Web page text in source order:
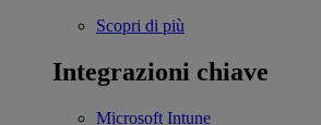
Scopri di più
Integrazioni chiave
Microsoft Intune